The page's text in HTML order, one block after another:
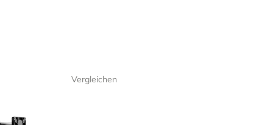
verringern
Vergleichen